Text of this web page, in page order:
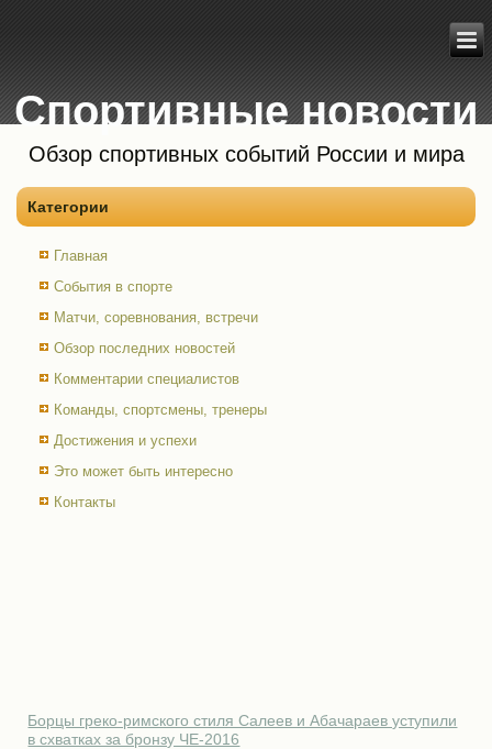
Спортивные новости
Обзор спортивных событий России и мира
Категории
Главная
События в спорте
Матчи, соревнования, встречи
Обзор последних новостей
Комментарии специалистов
Команды, спортсмены, тренеры
Достижения и успехи
Это может быть интересно
Контакты
Борцы греко-римского стиля Салеев и Абачараев уступили
в схватках за бронзу ЧЕ-2016